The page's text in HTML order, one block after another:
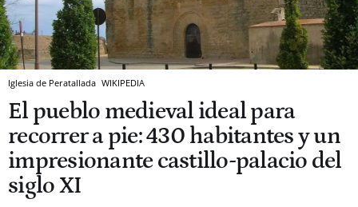
Iglesia de Peratallada WIKIPEDIA
El pueblo medieval ideal para
recorrer a pie: 430 habitantes y un
impresionante castillo-palacio del
siglo XI